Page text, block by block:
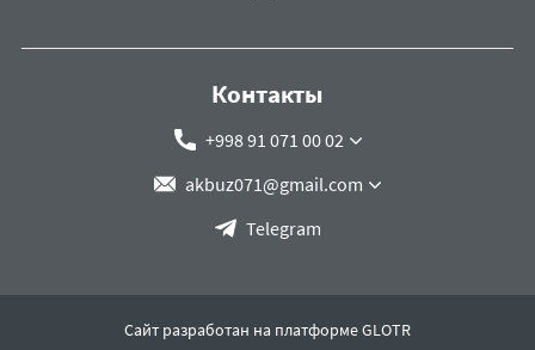
Контакты
+998 91 071 00 02
akbuz071@gmail.com
Telegram
Сайт разработан на платформе GLOTR